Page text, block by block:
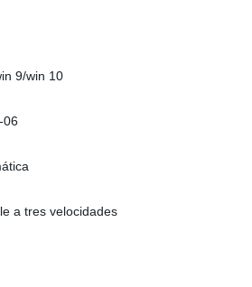
9/win 10
06
a tres velocidades